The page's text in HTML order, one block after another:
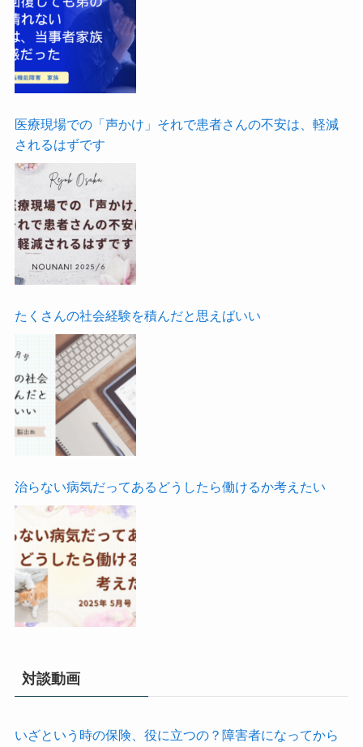
医療現場での「声かけ」それで患者さんの不安は、軽減
されるはずです
たくさんの社会経験を積んだと思えばいい
治らない病気だってあるどうしたら働けるか考えたい
対談動画
いざという時の保険、役に立つの？障害者になってから